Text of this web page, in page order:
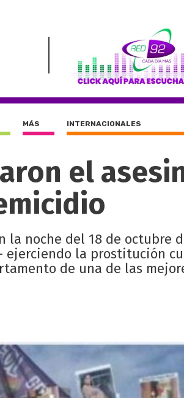
MÁS INTERNACIONALES
el
la noche del 18 de octubre
ejerciendo la prostitución
de una de las